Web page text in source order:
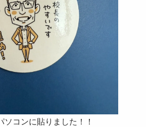
ソコンに貼りました！！